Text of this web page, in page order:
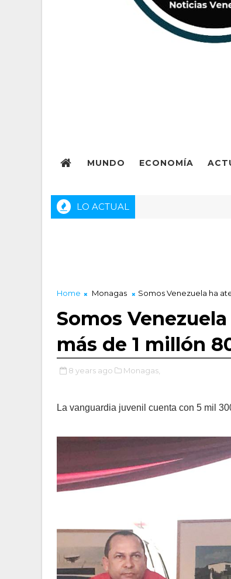
MUNDO ECONOMÍA
LO ACTUAL
Home Monagas Somos Venezuela ha
Somos
más de 1 millón
8 years ago Monagas,
La vanguardia juvenil cuenta con 5 mil